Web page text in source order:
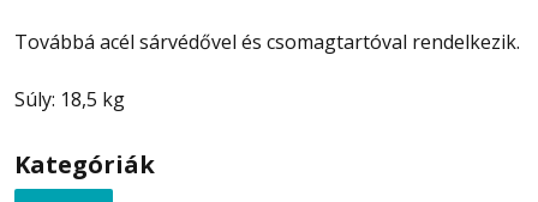
Továbbá acél sárvédővel és csomagtartóval rendelkezik.
Súly: 18,5 kg
Kategóriák